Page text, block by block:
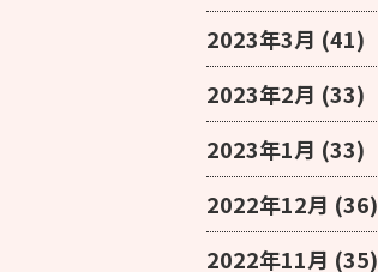
2023年3月 (41)
2023年2月 (33)
2023年1月 (33)
2022年12月 (36)
2022年11月 (35)